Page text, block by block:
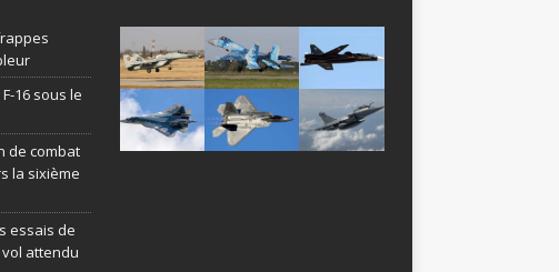
16 sous le
de combat
la sixième
essais de
attendu